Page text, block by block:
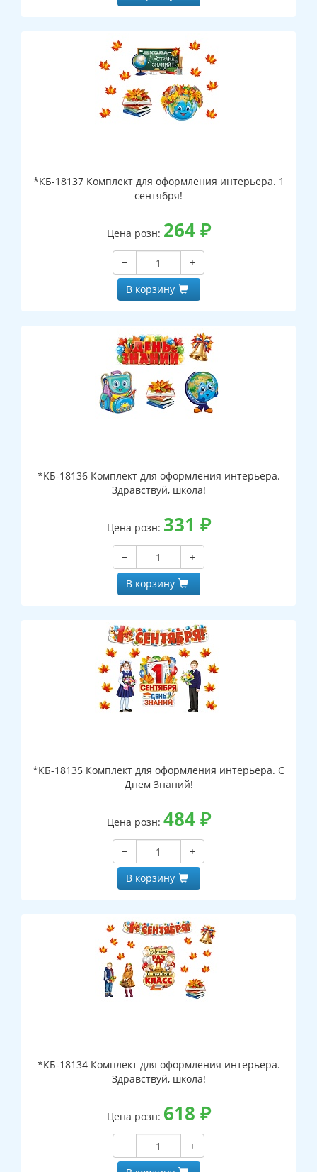
*КБ-18137 Комплект для оформления интерьера. 1
сентября!
Цена розн: 264₽
−
+
В корзину
*КБ-18136 Комплект для оформления интерьера.
Здравствуй, школа!
Цена розн: 331 ₽
−
+
В корзину
*КБ-18135 Комплект для оформления интерьера. С
Днем Знаний!
Цена розн: 484₽
−
+
В корзину
*КБ-18134 Комплект для оформления интерьера.
Здравствуй, школа!
Цена розн: 618 ₽
−
+